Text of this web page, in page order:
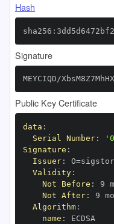
Hash
Signature
MEYCIQD/
Public Key Certificate
data :
Serial Number:
Signature :
Issuer:
Validity:
Not Before : 9
Not After: 9
Algorithm:
name :